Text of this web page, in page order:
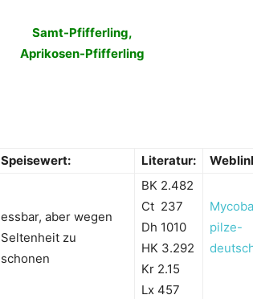
Samt-Pfifferling,
Aprikosen-Pfifferling
Speisewert: Literatur:
essbar, aber wegen
Seltenheit zu
schonen
BK 2.482
Ct 237
Dh 1010
HK 3.292
Kr 2.15
Lx 457
pilze-